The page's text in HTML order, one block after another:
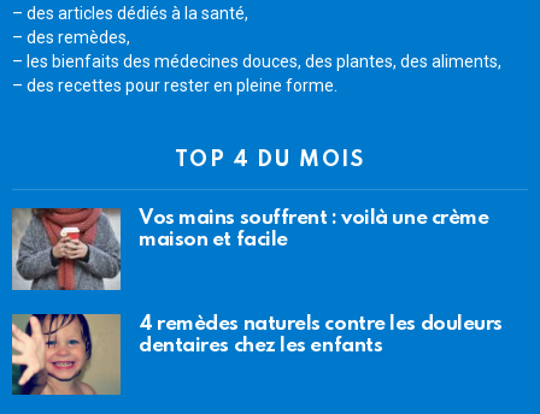
– des articles dédiés à la santé,
– des remèdes,
– les bienfaits des médecines douces, des plantes, des aliments,
– des recettes pour rester en pleine forme.
TOP 4 DU MOIS
Vos mains souffrent : voilà une crème
maison et facile
4 remèdes naturels contre les douleurs
dentaires chez les enfants